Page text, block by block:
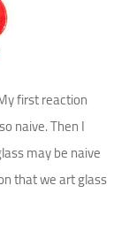
first reaction
naive. Then I
may be naive
that we art glass